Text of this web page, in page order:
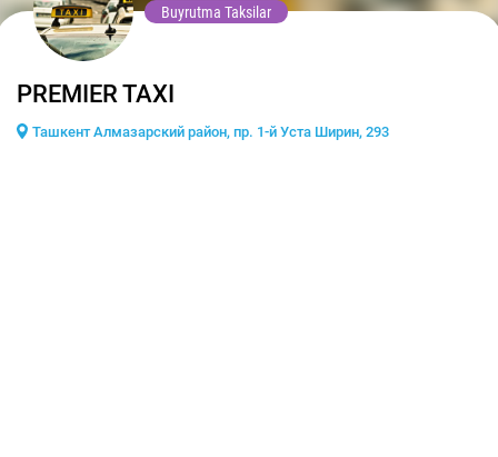
Buyrutma Taksilar
PREMIER TAXI
Ташкент Алмазарский район, пр. 1-й Уста Ширин, 293